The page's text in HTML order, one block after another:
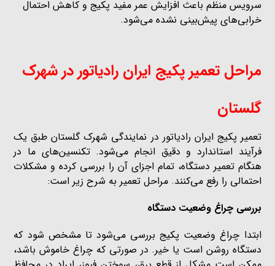
سرویس منظم باعث افزایش عمر مفید پکیج و کاهش احتمال
خرابی‌های پیش‌بینی نشده می‌شود.
مراحل تعمیر پکیج ایران رادیاتور در شهرک
گلستان
تعمیر پکیج ایران رادیاتور در نمایندگی شهرک گلستان طبق یک
فرآیند استاندارد و دقیق انجام می‌شود. تکنسین‌های ما در
هنگام تعمیر دستگاه، تمام اجزای آن را بررسی کرده و مشکلات
احتمالی را رفع می‌کنند. مراحل تعمیر به شرح زیر است:
بررسی چراغ وضعیت دستگاه
ابتدا چراغ وضعیت پکیج بررسی می‌شود تا مشخص شود که
دستگاه روشن است یا خیر. در صورتی که چراغ خاموش باشد،